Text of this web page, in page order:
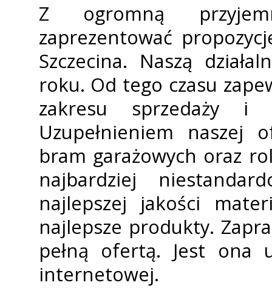
Z ogromną
zaprezentować
Szczecina. Naszą
roku. Od tego czasu
zakresu sprzedaży
Uzupełnieniem naszej
bram garażowych oraz
najbardziej
najlepszej jakości
najlepsze produkty.
pełną ofertą. Jest ona
internetowej.